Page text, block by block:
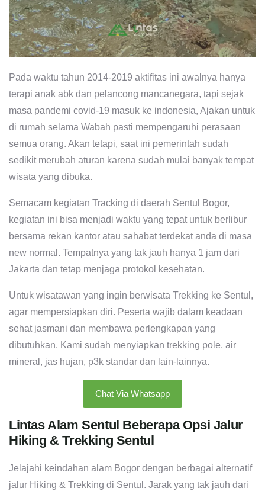
Pada waktu tahun 2014-2019 aktifitas ini awalnya hanya
terapi anak abk dan pelancong mancanegara, tapi sejak
masa pandemi covid-19 masuk ke indonesia, Ajakan untuk
di rumah selama Wabah pasti mempengaruhi perasaan
semua orang. Akan tetapi, saat ini pemerintah sudah
sedikit merubah aturan karena sudah mulai banyak tempat
wisata yang dibuka.
Semacam kegiatan Tracking di daerah Sentul Bogor,
kegiatan ini bisa menjadi waktu yang tepat untuk berlibur
bersama rekan kantor atau sahabat terdekat anda di masa
new normal. Tempatnya yang tak jauh hanya 1 jam dari
Jakarta dan tetap menjaga protokol kesehatan.
Untuk wisatawan yang ingin berwisata Trekking ke Sentul,
agar mempersiapkan diri. Peserta wajib dalam keadaan
sehat jasmani dan membawa perlengkapan yang
dibutuhkan. Kami sudah menyiapkan trekking pole, air
mineral, jas hujan, p3k standar dan lain-lainnya.
Chat Via Whatsapp
Lintas Alam Sentul Beberapa Opsi Jalur
Hiking & Trekking Sentul
Jelajahi keindahan alam Bogor dengan berbagai alternatif
jalur Hiking & Trekking di Sentul. Jarak yang tak jauh dari